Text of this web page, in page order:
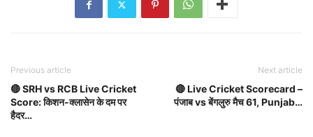
Previous article
🔴 SRH vs RCB Live Cricket
Score: किशन-क्लासेन के दम पर
हैदर…
Next article
🔴 Live Cricket Scorecard –
पंजाब vs बेंगलुरु मैच 61, Punjab…